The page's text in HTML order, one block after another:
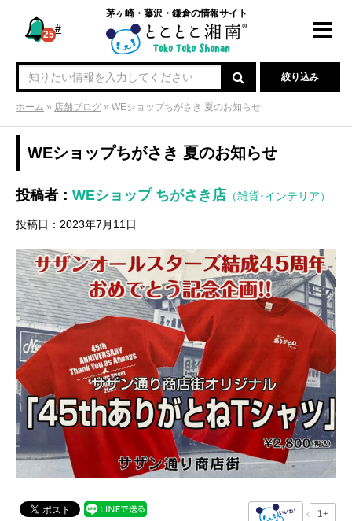
#
25
茅ヶ崎・藤沢・鎌倉の情報サイト
絞り込み
ホーム » 店舗ブログ » WEショップちがさき 夏のお知らせ
WEショップちがさき 夏のお知らせ
投稿者： WEショップ ちがさき店 （雑貨･インテリア）
投稿日：2023年7月11日
1+